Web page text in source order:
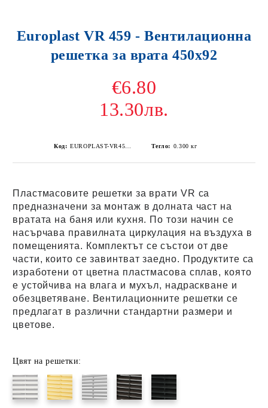
Europlast VR 459 - Вентилационна
решетка за врата 450x92
€6.80
13.30лв.
Код: Тегло: 0.300 кг
Пластмасовите решетки за врати VR са
предназначени за монтаж в долната част на
вратата на баня или кухня. По този начин се
насърчава правилната циркулация на въздуха в
помещенията. Комплектът се състои от две
части, които се завинтват заедно. Продуктите са
изработени от цветна пластмасова сплав, която
е устойчива на влага и мухъл, надраскване и
обезцветяване. Вентилационните решетки се
предлагат в различни стандартни размери и
цветове.
Цвят на решетки: